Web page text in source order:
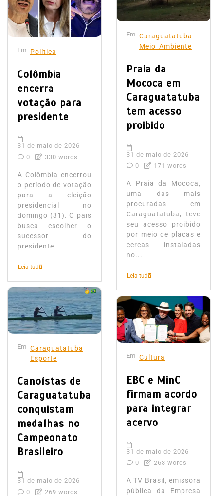
Em Política
Colômbia
encerra
votação para
presidente
31 de maio de 2026
0
330 words
A Colômbia encerrou
o período de votação
para a eleição
presidencial no
domingo (31). O país
busca escolher o
sucessor do
presidente...
Leia tudo
Em Caraguatatuba
Esporte
Canoístas de
Caraguatatuba
conquistam
medalhas no
Campeonato
Brasileiro
31 de maio de 2026
0
269 words
Em Caraguatatuba
Meio_Ambiente
Praia da
Mococa em
Caraguatatuba
tem acesso
proibido
31 de maio de 2026
0
171 words
A Praia da Mococa,
uma das mais
procuradas em
Caraguatatuba, teve
seu acesso proibido
por meio de placas e
cercas instaladas
no...
Leia tudo
Em Cultura
EBC e MinC
firmam acordo
para integrar
acervo
31 de maio de 2026
0
263 words
A TV Brasil, emissora
pública da Empresa